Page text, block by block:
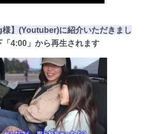
様】(Youtuber)に紹介いただきまし
「4:00」 から再生されます